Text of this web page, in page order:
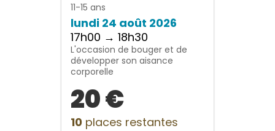
11-15 ans
lundi 24 août 2026
17h00 → 18h30
L'occasion de bouger et de
développer son aisance
corporelle
20 €
10 places restantes